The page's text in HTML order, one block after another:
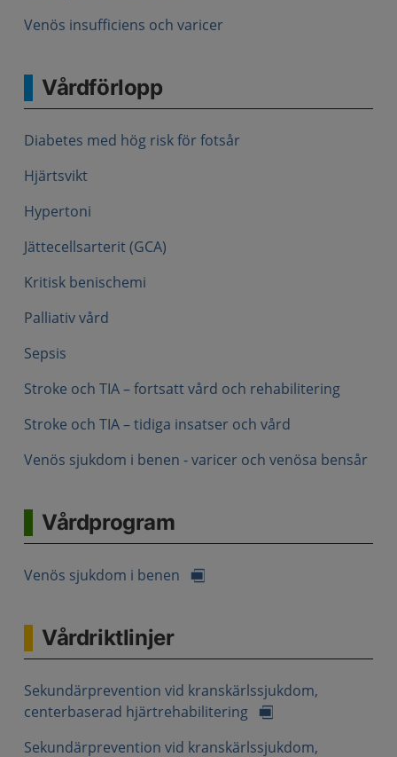
Venös insufficiens och varicer
Vårdförlopp
Diabetes med hög risk för fotsår
Hjärtsvikt
Hypertoni
Jättecellsarterit (GCA)
Kritisk benischemi
Palliativ vård
Sepsis
Stroke och TIA – fortsatt vård och rehabilitering
Stroke och TIA – tidiga insatser och vård
Venös sjukdom i benen - varicer och venösa bensår
Vårdprogram
Venös sjukdom i benen
Vårdriktlinjer
Sekundärprevention vid kranskärlssjukdom,
centerbaserad hjärtrehabilitering
Sekundärprevention vid kranskärlssjukdom,